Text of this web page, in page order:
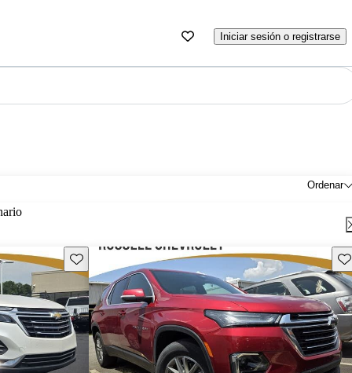
Iniciar sesión o registrarse
Ordenar
Guarda este Aviso